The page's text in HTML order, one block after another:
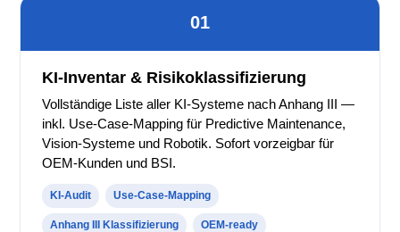
01
KI-Inventar & Risikoklassifizierung
Vollständige Liste aller KI-Systeme nach Anhang III —
inkl. Use-Case-Mapping für Predictive Maintenance,
Vision-Systeme und Robotik. Sofort vorzeigbar für
OEM-Kunden und BSI.
KI-Audit Use-Case-Mapping
Anhang III Klassifizierung OEM-ready